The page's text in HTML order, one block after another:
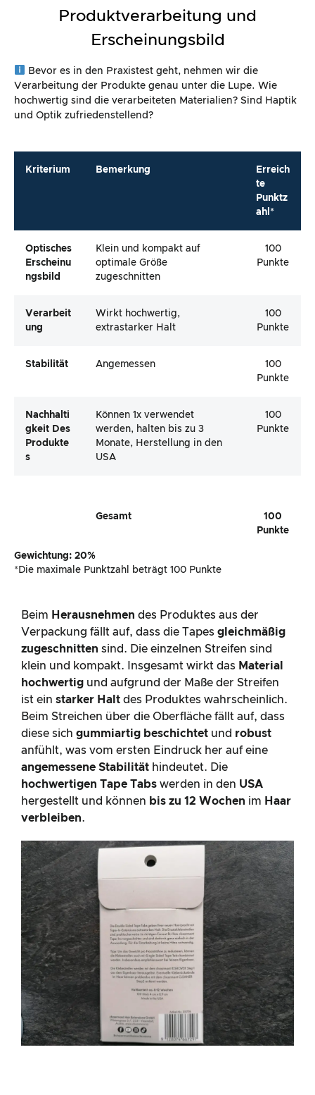
Produktverarbeitung und
Erscheinungsbild
Bevor es in den Praxistest geht, nehmen wir die
Verarbeitung der Produkte genau unter die Lupe. Wie
hochwertig sind die verarbeiteten Materialien? Sind Haptik
und Optik zufriedenstellend?
Kriterium Bemerkung
Erreich
te
Punktz
ahl*
Optisches
Erscheinu
Ngsbild
Klein und kompakt auf
optimale Größe
zugeschnitten
100
Punkte
Verarbeit
Ung
Wirkt hochwertig,
extrastarker Halt
100
Punkte
Stabilität Angemessen
100
Punkte
Nachhalti
Gkeit Des
Produkte
S
Können 1x verwendet
werden, halten bis zu 3
Monate, Herstellung in den
USA
100
Punkte
Gesamt
100
Punkte
Gewichtung: 20%
*Die maximale Punktzahl beträgt 100 Punkte
Beim Herausnehmen des Produktes aus der
Verpackung fällt auf, dass die Tapes gleichmäßig
zugeschnitten sind. Die einzelnen Streifen sind
klein und kompakt. Insgesamt wirkt das Material
hochwertig und aufgrund der Maße der Streifen
ist ein starker Halt des Produktes wahrscheinlich.
Beim Streichen über die Oberfläche fällt auf, dass
diese sich gummiartig beschichtet und robust
anfühlt, was vom ersten Eindruck her auf eine
angemessene Stabilität hindeutet. Die
hochwertigen Tape Tabs werden in den USA
hergestellt und können bis zu 12 Wochen im Haar
verbleiben.